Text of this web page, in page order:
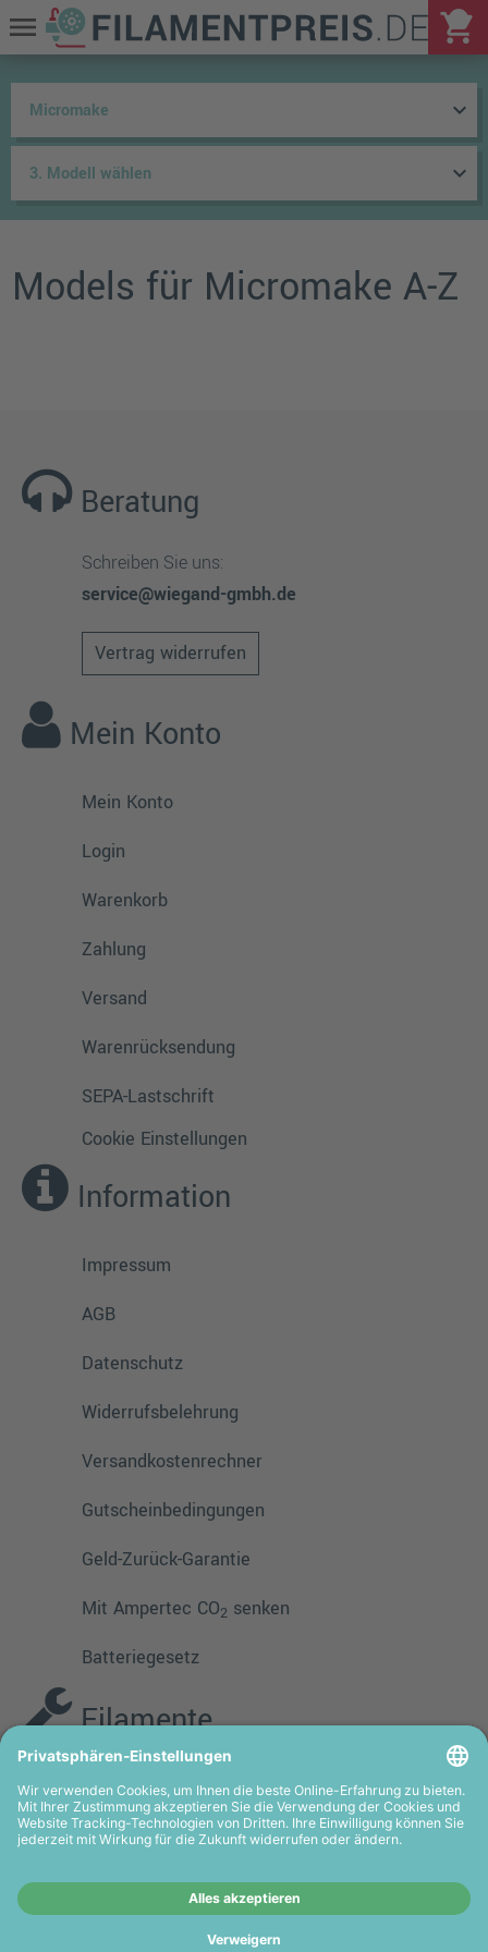
menu shopping_cart
keyboard_arrow_down
keyboard_arrow_down
Models für Micromake A-Z
Beratung
Schreiben Sie uns:
service@wiegand-gmbh.de
Vertrag widerrufen
Mein Konto
Mein Konto
Login
Warenkorb
Zahlung
Versand
Warenrücksendung
SEPA-Lastschrift
Cookie Einstellungen
Information
Impressum
AGB
Datenschutz
Widerrufsbelehrung
Versandkostenrechner
Gutscheinbedingungen
Geld-Zurück-Garantie
Mit Ampertec CO2 senken
Batteriegesetz
Filamente
ASA PLA HIPS PMMA PETG PVA TPE